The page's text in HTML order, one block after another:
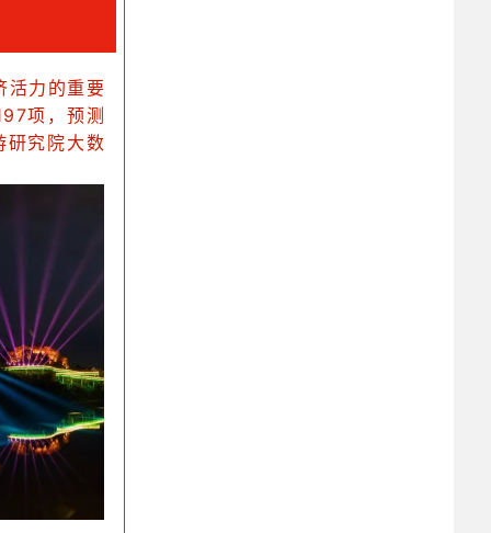
活力的重要
项，预测
究院大数